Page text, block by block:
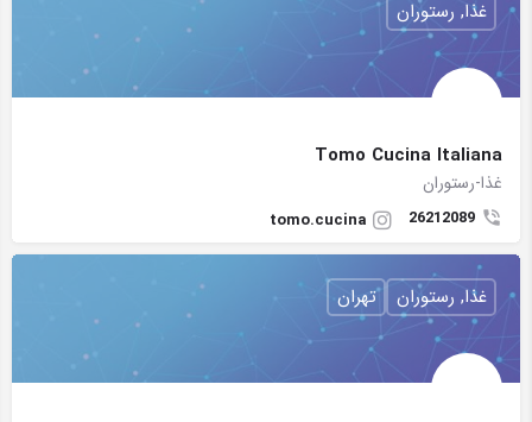
Tomo Cucina Italiana
غذا-رستوران
26212089
tomo.cucina
غذا, رستوران
غذا, رستوران تهران